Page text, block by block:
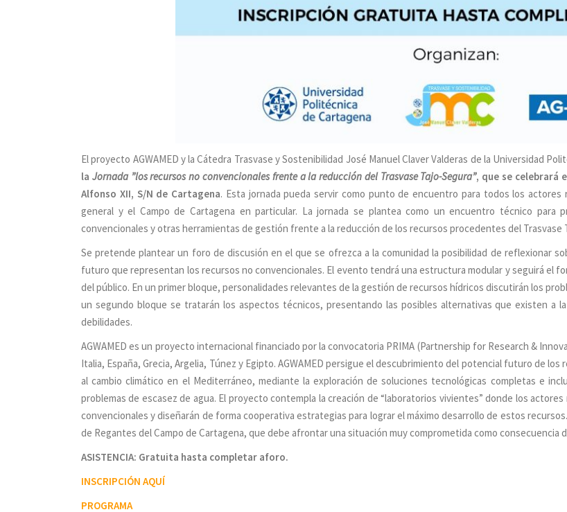
El proyecto AGWAMED y la Cátedra Trasvase y Sostenibilidad José Manuel Claver Valderas de la Universidad
la Jornada ”los recursos no convencionales frente a la reducción del Trasvase Tajo-Segura”, que se celebrará
Alfonso XII, S/N de Cartagena. Esta jornada pueda servir como punto de encuentro para todos los actores
general y el Campo de Cartagena en particular. La jornada se plantea como un encuentro técnico para
convencionales y otras herramientas de gestión frente a la reducción de los recursos procedentes del Trasvase
Se pretende plantear un foro de discusión en el que se ofrezca a la comunidad la posibilidad de reflexionar
futuro que representan los recursos no convencionales. El evento tendrá una estructura modular y seguirá el
del público. En un primer bloque, personalidades relevantes de la gestión de recursos hídricos discutirán los
un segundo bloque se tratarán los aspectos técnicos, presentando las posibles alternativas que existen a
debilidades.
AGWAMED es un proyecto internacional financiado por la convocatoria PRIMA (Partnership for Research &
Italia, España, Grecia, Argelia, Túnez y Egipto. AGWAMED persigue el descubrimiento del potencial futuro de
al cambio climático en el Mediterráneo, mediante la exploración de soluciones tecnológicas completas e
problemas de escasez de agua. El proyecto contempla la creación de “laboratorios vivientes” donde los
convencionales y diseñarán de forma cooperativa estrategias para lograr el máximo desarrollo de estos
de Regantes del Campo de Cartagena, que debe afrontar una situación muy comprometida como consecuencia
ASISTENCIA: Gratuita hasta completar aforo.
INSCRIPCIÓN AQUÍ
PROGRAMA